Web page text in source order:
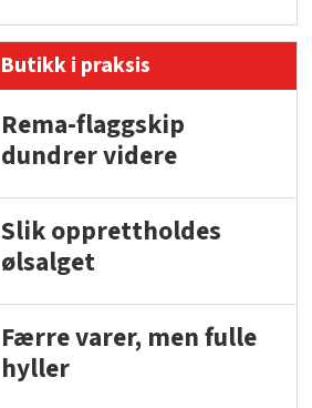
i praksis
Rema-flaggskip
dundrer videre
Slik opprettholdes
ølsalget
Færre varer, men fulle
hyller